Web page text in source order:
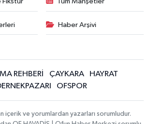
Haber Arşivi
REHBERİ ÇAYKARA
HAYRAT
OFSPOR
içerik ve yorumlardan yazarları sorumludur.